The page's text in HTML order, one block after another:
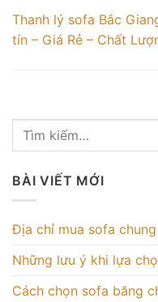
Thanh lý sofa Bắc
tín – Giá Rẻ – Chất
BÀI VIẾT MỚI
Địa chỉ mua sofa
Những lưu ý khi lựa
Cách chọn sofa băng